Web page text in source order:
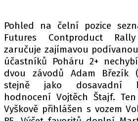
MOTORSPORT
PIT LANE
ČEŠI V AKCI
FIA CEZ &
MEZINÁRODNÍ
Pohled na čelní pozice
Futures Contproduct
zaručuje zajímavou
účastníků Poháru 2+
dvou závodů Adam Březík
stejně jako dosavadní
hodnocení Vojtěch Štajf.
Vyškově přihlášen s vozem